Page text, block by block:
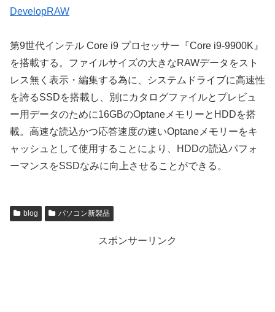
DevelopRAW
第9世代インテル Core i9 プロセッサー『Core i9-9900K』
を搭載する。ファイルサイズの大きなRAWデータをスト
レス無く表示・編集する為に、システムドライブに高速性
を誇るSSDを搭載し、別にカタログファイルとプレビュ
ー用データのために16GBのOptaneメモリーとHDDを搭
載。高速な読込かつ応答速度の速いOptaneメモリーをキ
ャッシュとして使用することにより、HDDの読込パフォ
ーマンスをSSDなみに向上させることができる。
blog パソコン新製品
スポンサーリンク